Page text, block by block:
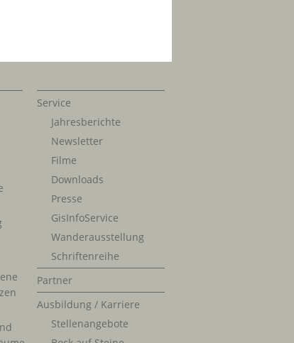
Service
Jahresberichte
Newsletter
Filme
Downloads
Presse
GisInfoService
Wanderausstellung
Schriftenreihe
Partner
Ausbildung / Karriere
Stellenangebote